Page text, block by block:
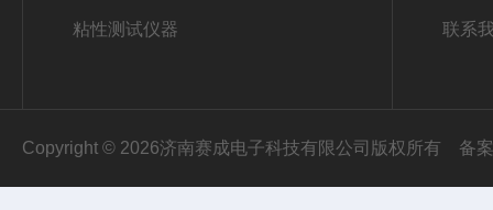
粘性测试仪器 联系
Copyright © 2026济南赛成电子科技有限公司版权所有 备